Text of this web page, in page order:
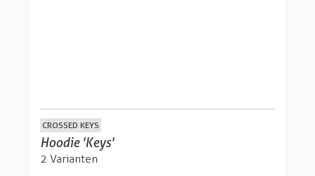
CROSSED KEYS
Hoodie 'Keys'
2 Varianten